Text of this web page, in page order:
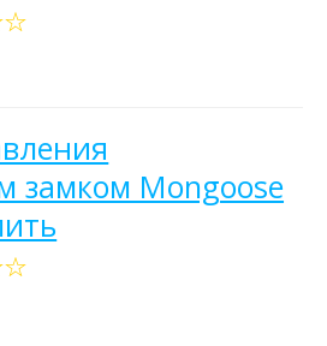
замком Mongoose